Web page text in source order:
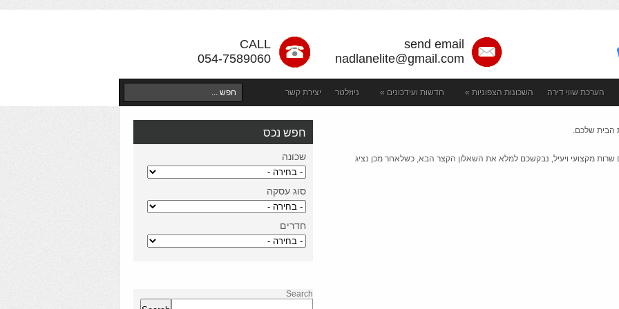
CALL
054-7589060
send email
nadlanelite@gmail.com
הערכת שווי דירה השכונות הצפוניות » חדשות ועידכונים » ניוזלטר יצירת קשר
הבית שלכם.
שרות מקצועי ויעיל, נבקשכם למלא את השאלון הקצר הבא, כשלאחר מכן נציג
חפש נכס
שכונה
סוג עסקה
חדרים
Search